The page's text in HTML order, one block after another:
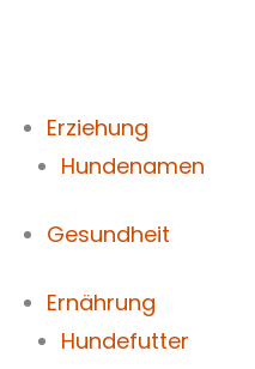
Erziehung
Hundenamen
Gesundheit
Ernährung
Hundefutter